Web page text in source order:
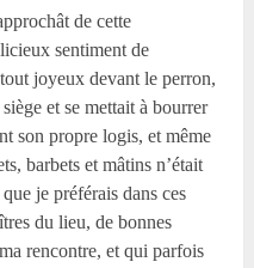
de cette
sentiment de
joyeux devant le perron,
et se mettait à bourrer
son propre logis, et même
barbets et mâtins n’était
je préférais dans ces
du lieu, de bonnes
rencontre, et qui parfois